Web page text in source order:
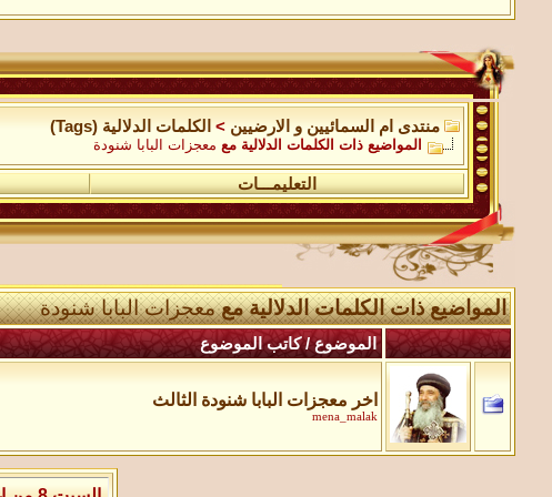
منتدى ام السمائيين و الارضيين > الكلمات الدلالية (Tags)
المواضيع ذات الكلمات الدلالية مع معجزات البابا شنودة
التعليمـــات
المواضيع ذات الكلمات الدلالية معمعجزات البابا شنودة
الموضوع / كاتب الموضوع
اخر معجزات البابا شنودة الثالث
mena_malak